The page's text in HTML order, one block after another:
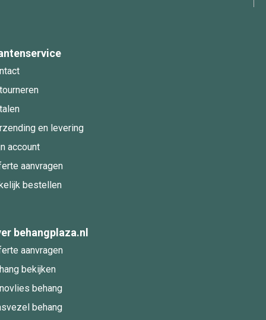
en levering
account
aanvragen
bestellen
behangplaza.nl
aanvragen
bekijken
behang
behang